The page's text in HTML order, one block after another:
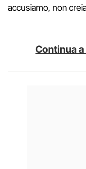
accusiamo, non
Continua